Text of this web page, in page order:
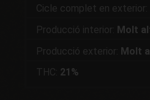
Cicle complet en exterior:
Producció interior: Molt
Producció exterior: Molt
THC: 21%